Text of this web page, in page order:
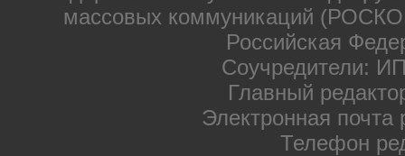
массовых коммуникаций
Российская
Соучредители:
Главный
Электронная почта
Телефон